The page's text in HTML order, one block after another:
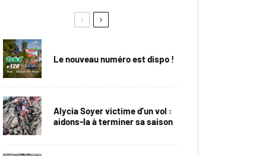
Le nouveau numéro est dispo !
Alycia Soyer victime d’un vol :
aidons-la à terminer sa saison